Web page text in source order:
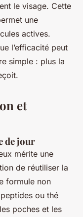
le visage. Cette
une
actives.
l’efficacité peut
simple : plus la
et
de jour
mérite une
de réutiliser la
formule non
ou thé
poches et les